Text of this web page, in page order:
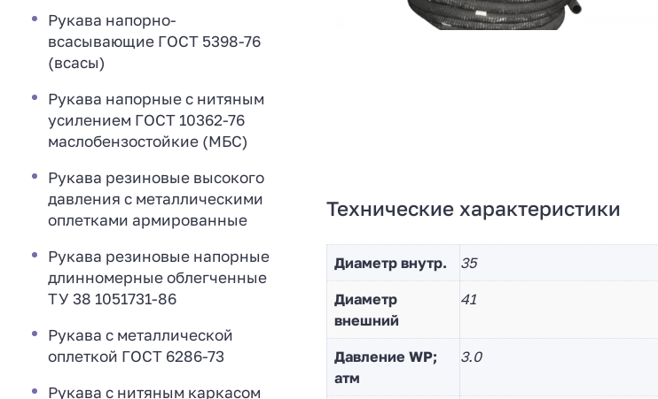
Технические характеристики
Диаметр внутр. 35
Диaметр
внешний
41
Давление WP;
атм
3.0
Рукава напорно-
всасывающие ГОСТ 5398-76
(всасы)
Рукава напорные с нитяным
усилением ГОСТ 10362-76
маслобензостойкие (МБС)
Рукава резиновые высокого
давления с металлическими
оплетками армированные
Рукава резиновые напорные
длинномерные облегченные
ТУ 38 1051731-86
Рукава с металлической
оплеткой ГОСТ 6286-73
Рукава с нитяным каркасом